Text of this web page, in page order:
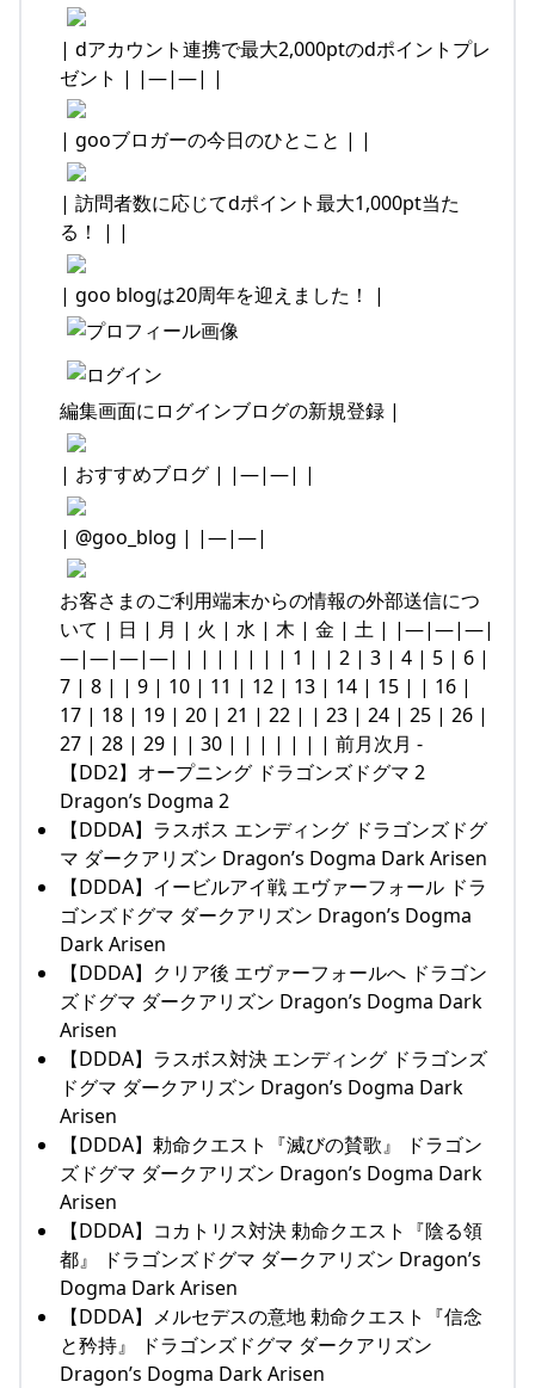
| dアカウント連携で最大2,000ptのdポイントプレ
ゼント | |—|—| |
| gooブロガーの今日のひとこと | |
| 訪問者数に応じてdポイント最大1,000pt当た
る！ | |
| goo blogは20周年を迎えました！ |
編集画面にログインブログの新規登録 |
| おすすめブログ | |—|—| |
| @goo_blog | |—|—|
お客さまのご利用端末からの情報の外部送信につ
いて | 日 | 月 | 火 | 水 | 木 | 金 | 土 | |—|—|—|
—|—|—|—| | | | | | | | 1 | | 2 | 3 | 4 | 5 | 6 |
7 | 8 | | 9 | 10 | 11 | 12 | 13 | 14 | 15 | | 16 |
17 | 18 | 19 | 20 | 21 | 22 | | 23 | 24 | 25 | 26 |
27 | 28 | 29 | | 30 | | | | | | | 前月次月 -
【DD2】オープニング ドラゴンズドグマ 2
Dragon’s Dogma 2
【DDDA】ラスボス エンディング ドラゴンズドグ
マ ダークアリズン Dragon’s Dogma Dark Arisen
【DDDA】イービルアイ戦 エヴァーフォール ドラ
ゴンズドグマ ダークアリズン Dragon’s Dogma
Dark Arisen
【DDDA】クリア後 エヴァーフォールへ ドラゴン
ズドグマ ダークアリズン Dragon’s Dogma Dark
Arisen
【DDDA】ラスボス対決 エンディング ドラゴンズ
ドグマ ダークアリズン Dragon’s Dogma Dark
Arisen
【DDDA】勅命クエスト『滅びの賛歌』 ドラゴン
ズドグマ ダークアリズン Dragon’s Dogma Dark
Arisen
【DDDA】コカトリス対決 勅命クエスト『陰る領
都』 ドラゴンズドグマ ダークアリズン Dragon’s
Dogma Dark Arisen
【DDDA】メルセデスの意地 勅命クエスト『信念
と矜持』 ドラゴンズドグマ ダークアリズン
Dragon’s Dogma Dark Arisen